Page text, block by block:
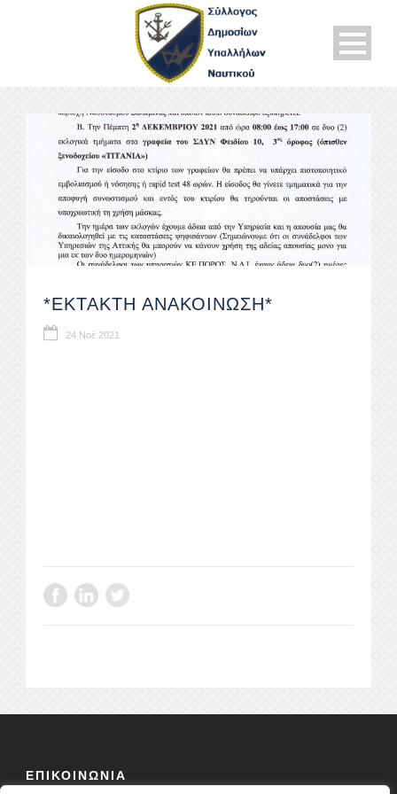
*ΕΚΤΑΚΤΗ ΑΝΑΚΟΙΝΩΣΗ*
24 Νοέ 2021
ΕΠΙΚΟΙΝΩΝΙΑ